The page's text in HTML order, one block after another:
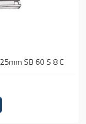
SB 60 S 8 C